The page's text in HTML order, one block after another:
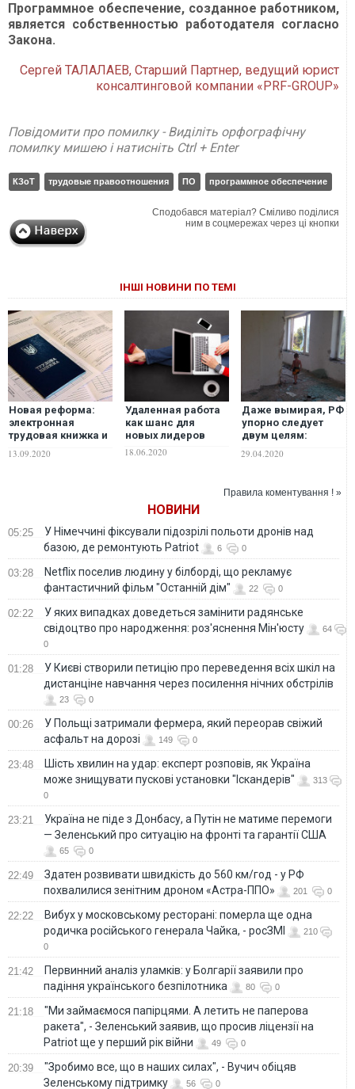
Программное обеспечение, созданное работником,
является собственностью работодателя согласно
Закона.
Сергей ТАЛАЛАЕВ, Старший Партнер, ведущий юрист
консалтинговой компании «PRF-GROUP»
Повідомити про помилку - Виділіть орфографічну
помилку мишею і натисніть Ctrl + Enter
КЗоТ трудовые правоотношения ПО программное обеспечение
Сподобався матеріал? Сміливо поділися
ним в соцмережах через ці кнопки
ІНШІ НОВИНИ ПО ТЕМІ
Новая реформа:
электронная
трудовая книжка и
выход на пенсию
13.09.2020
Удаленная работа
как шанс для
новых лидеров
18.06.2020
Даже вымирая, РФ
упорно следует
двум целям:
граждан и захват
29.04.2020
Правила коментування ! »
НОВИНИ
05:25
У Німеччині фіксували підозрілі польоти дронів над
базою, де ремонтують Patriot
6 0
03:28
Netflix поселив людину у білборді, що рекламує
фантастичний фільм "Останній дім"
22 0
02:22
У яких випадках доведеться замінити радянське
свідоцтво про народження: роз'яснення Мін'юсту
64
0
01:28
У Києві створили петицію про переведення всіх шкіл на
дистанціне навчання через посилення нічних обстрілів
23 0
00:26
У Польщі затримали фермера, який переорав свіжий
асфальт на дорозі
149 0
23:48
Шість хвилин на удар: експерт розповів, як Україна
може знищувати пускові установки "Іскандерів"
313
0
23:21
Україна не піде з Донбасу, а Путін не матиме перемоги
— Зеленський про ситуацію на фронті та гарантії США
65 0
22:49
Здатен розвивати швидкість до 560 км/год - у РФ
похвалилися зенітним дроном «Астра-ППО»
201 0
22:22
Вибух у московському ресторані: померла ще одна
родичка російського генерала Чайка, - росЗМІ
210
0
21:42
Первинний аналіз уламків: у Болгарії заявили про
падіння українського безпілотника
80 0
21:18
"Ми займаємося папірцями. А летить не паперова
ракета", - Зеленський заявив, що просив ліцензії на
Patriot ще у перший рік війни
49 0
20:39
"Зробимо все, що в наших силах", - Вучич обіцяв
Зеленському підтримку
56 0